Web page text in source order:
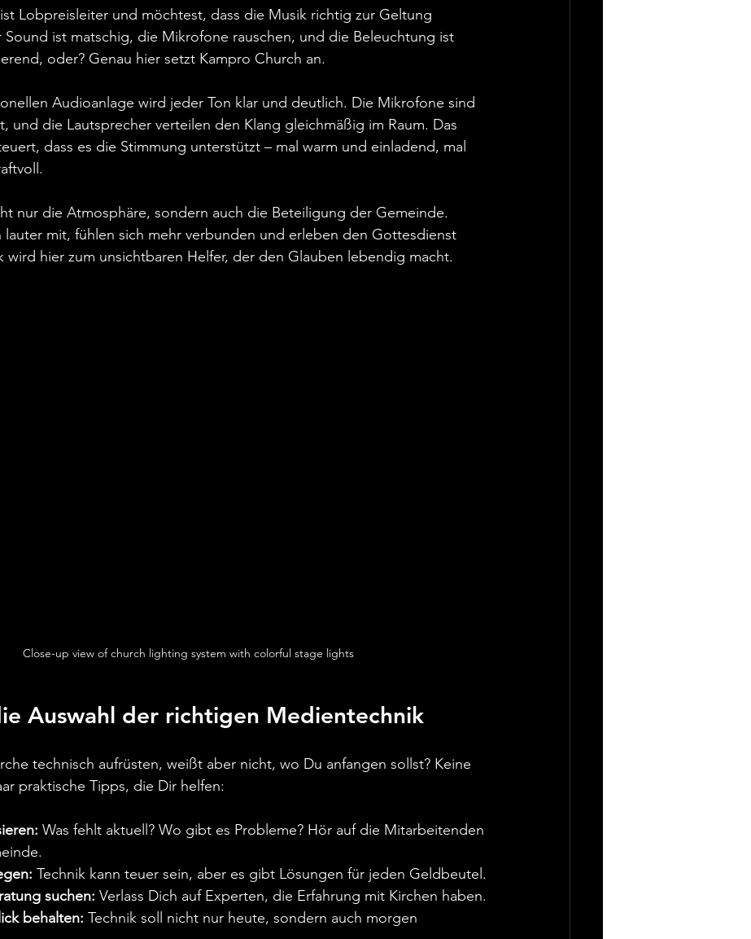
Lobpreisleiter und möchtest, dass die Musik richtig zur Geltung
ist matschig, die Mikrofone rauschen, und die Beleuchtung ist
oder? Genau hier setzt Kampro Church an.
Audioanlage wird jeder Ton klar und deutlich. Die Mikrofone sind
und die Lautsprecher verteilen den Klang gleichmäßig im Raum. Das
dass es die Stimmung unterstützt – mal warm und einladend, mal
nur die Atmosphäre, sondern auch die Beteiligung der Gemeinde.
lauter mit, fühlen sich mehr verbunden und erleben den Gottesdienst
wird hier zum unsichtbaren Helfer, der den Glauben lebendig macht.
Close-up view of church lighting system with colorful stage lights
Auswahl der richtigen Medientechnik
technisch aufrüsten, weißt aber nicht, wo Du anfangen sollst? Keine
praktische Tipps, die Dir helfen:
Was fehlt aktuell? Wo gibt es Probleme? Hör auf die Mitarbeitenden
Technik kann teuer sein, aber es gibt Lösungen für jeden Geldbeutel.
suchen: Verlass Dich auf Experten, die Erfahrung mit Kirchen haben.
behalten: Technik soll nicht nur heute, sondern auch morgen